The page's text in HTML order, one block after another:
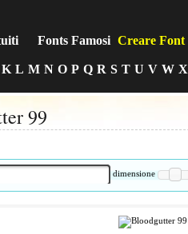
Fonts Famosi Creare Font
K L M N O P Q R S T U V W X
99
dimensione